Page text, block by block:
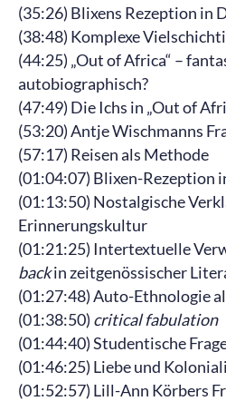
(35:26) Blixens Rezeption in
(38:48) Komplexe
(44:25) „Out of Africa“ –
autobiographisch?
(47:49) Die Ichs in „Out of
(53:20) Antje Wischmanns
(57:17) Reisen als Methode
(01:04:07) Blixen-Rezeption
(01:13:50) Nostalgische
Erinnerungskultur
(01:21:25) Intertextuelle
backin zeitgenössischer
(01:27:48) Auto-Ethnologie
(01:38:50) critical fabulation
(01:44:40) Studentische
(01:46:25) Liebe und
(01:52:57) Lill-Ann Körbers